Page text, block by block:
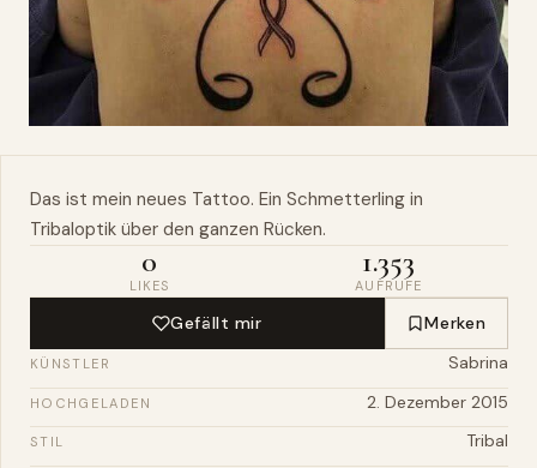
Das ist mein neues Tattoo. Ein Schmetterling in
Tribaloptik über den ganzen Rücken.
0
LIKES
1.353
AUFRUFE
Gefällt mir Merken
KÜNSTLER Sabrina
HOCHGELADEN 2. Dezember 2015
STIL Tribal